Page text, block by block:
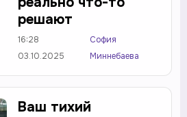
решают
16:28
03.10.2025
София
Миннебаева
Ваш тихий